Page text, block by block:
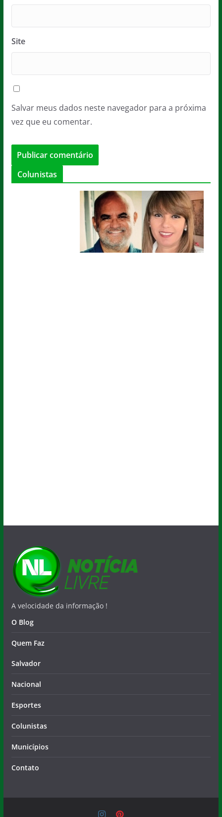
Site
Salvar meus dados neste navegador para a próxima
vez que eu comentar.
Colunistas
A velocidade da informação !
O Blog
Quem Faz
Salvador
Nacional
Esportes
Colunistas
Municípios
Contato